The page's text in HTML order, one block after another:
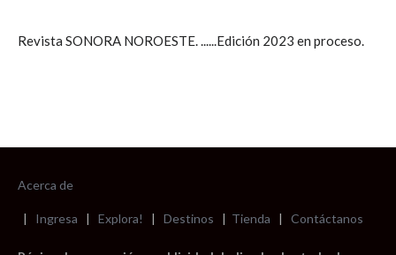
Revista SONORA NOROESTE. ......Edición 2023 en proceso.
Acerca de
| Ingresa | Explora! | Destinos | Tienda | Contáctanos